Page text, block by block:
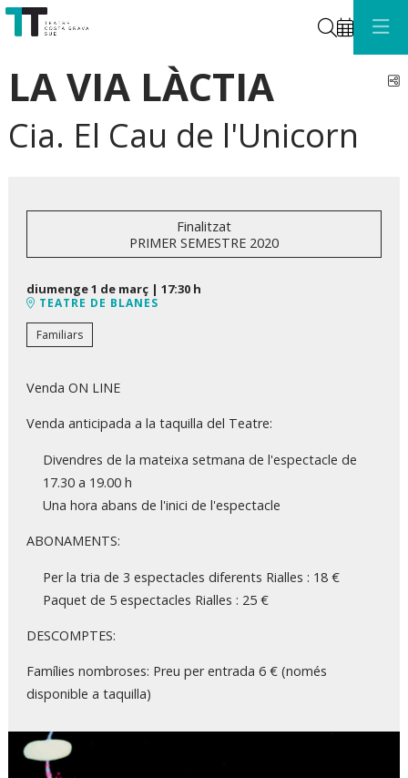
Cerca
LA VIA LÀCTIA
Cia. El Cau de l'Unicorn
Finalitzat
PRIMER SEMESTRE 2020
diumenge 1 de març | 17:30 h
TEATRE DE BLANES
Familiars
Venda ON LINE
Venda anticipada a la taquilla del Teatre:
Divendres de la mateixa setmana de l'espectacle de
17.30 a 19.00 h
Una hora abans de l'inici de l'espectacle
ABONAMENTS:
Per la tria de 3 espectacles diferents Rialles : 18 €
Paquet de 5 espectacles Rialles : 25 €
DESCOMPTES:
Famílies nombroses: Preu per entrada 6 € (només
disponible a taquilla)